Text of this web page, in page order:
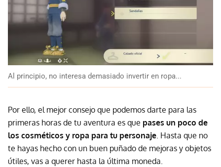
Al principio, no interesa demasiado invertir en ropa...
Por ello, el mejor consejo que podemos darte para las
primeras horas de tu aventura es que pases un poco de
los cosméticos y ropa para tu personaje. Hasta que no
te hayas hecho con un buen puñado de mejoras y objetos
útiles, vas a querer hasta la última moneda.